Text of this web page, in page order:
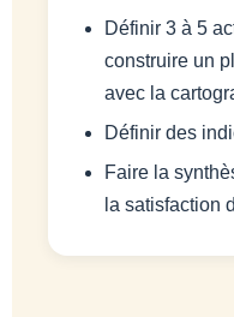
Définir 3 à 5
construire un
avec la
Définir des
Faire la
la satisfaction